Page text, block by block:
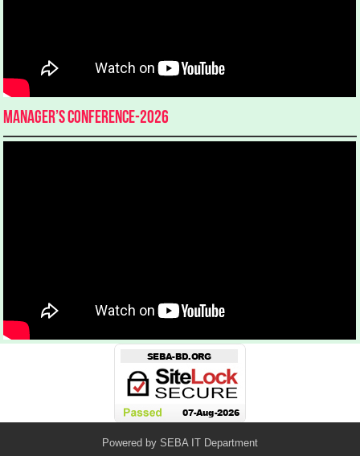
Manager’s Conference-2026
Powered by SEBA IT Department